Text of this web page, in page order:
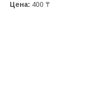
Цена: 400 ₸